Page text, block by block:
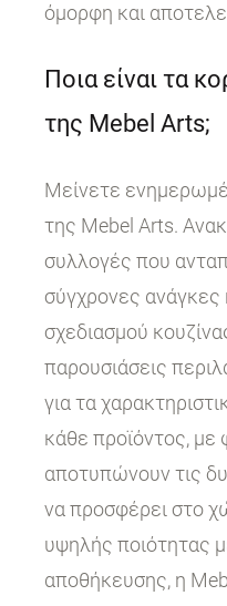
όμορφη και
Ποια είναι τα
της Mebel Arts;
Μείνετε
της Mebel Arts.
συλλογές που
σύγχρονες ανάγκες
σχεδιασμού
παρουσιάσεις
για τα
κάθε προϊόντος,
αποτυπώνουν τις
να προσφέρει στο
υψηλής ποιότητας
αποθήκευσης, η